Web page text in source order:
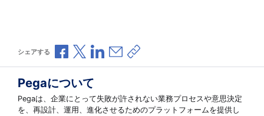
シェアする Facebookで共有
Xで共有LinkedInで共有
メールで共有
共有リンクをコピー
Pegaについて
Pegaは、企業にとって失敗が許されない業務プロセスや意思決定
を、再設計、運用、進化させるためのプラットフォームを提供し